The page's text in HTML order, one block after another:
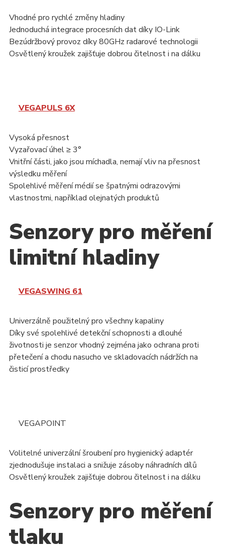
Vhodné pro rychlé změny hladiny
Jednoduchá integrace procesních dat díky IO-Link
Bezúdržbový provoz díky 80GHz radarové technologii
Osvětlený kroužek zajišťuje dobrou čitelnost i na dálku
VEGAPULS 6X
Vysoká přesnost
Vyzařovací úhel ≥ 3°
Vnitřní části, jako jsou míchadla, nemají vliv na přesnost
výsledku měření
Spolehlivé měření médií se špatnými odrazovými
vlastnostmi, například olejnatých produktů
Senzory pro měření
limitní hladiny
VEGASWING 61
Univerzálně použitelný pro všechny kapaliny
Díky své spolehlivé detekční schopnosti a dlouhé
životnosti je senzor vhodný zejména jako ochrana proti
přetečení a chodu nasucho ve skladovacích nádržích na
čisticí prostředky
VEGAPOINT
Volitelné univerzální šroubení pro hygienický adaptér
zjednodušuje instalaci a snižuje zásoby náhradních dílů
Osvětlený kroužek zajišťuje dobrou čitelnost i na dálku
Senzory pro měření
tlaku